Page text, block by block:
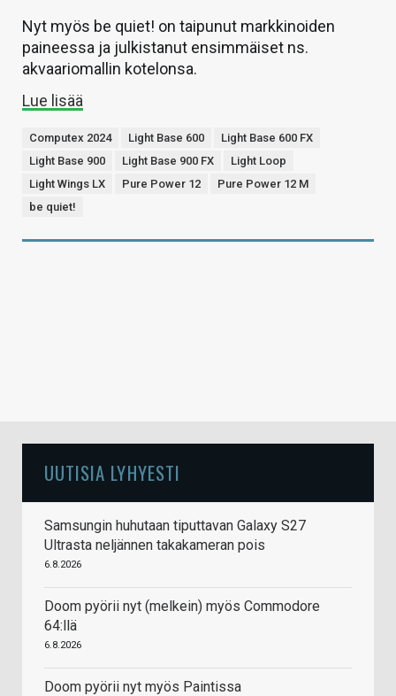
Nyt myös be quiet! on taipunut markkinoiden
paineessa ja julkistanut ensimmäiset ns.
akvaariomallin kotelonsa.
Lue lisää
Computex 2024 Light Base 600
Light Base 600 FX
Light Base 900
Light Base 900 FX
Light Loop
Light Wings LX
Pure Power 12
Pure Power 12 M
be quiet!
UUTISIA LYHYESTI
Samsungin huhutaan tiputtavan Galaxy S27
Ultrasta neljännen takakameran pois
6.8.2026
Doom pyörii nyt (melkein) myös Commodore
64:llä
6.8.2026
Doom pyörii nyt myös Paintissa